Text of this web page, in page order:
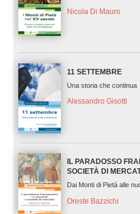
Nicola Di Mauro
11 SETTEMBRE
Una storia che continua
Alessandro Gisotti
IL PARADOSSO
SOCIETÀ DI
Dai Monti di Pietà alle
Oreste Bazzichi